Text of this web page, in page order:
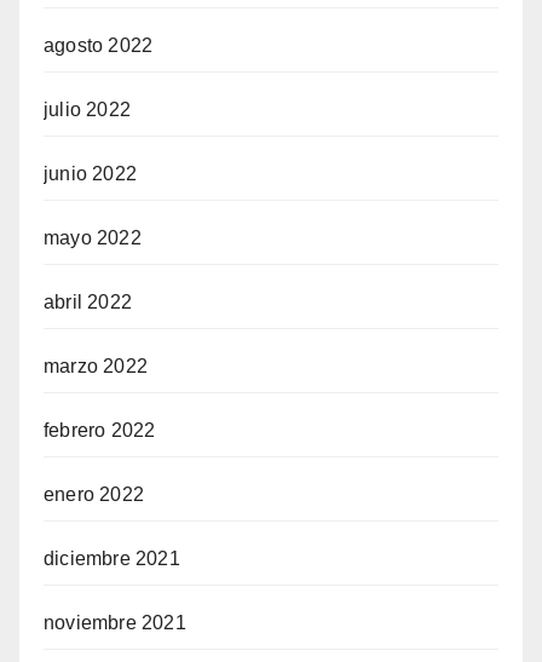
agosto 2022
julio 2022
junio 2022
mayo 2022
abril 2022
marzo 2022
febrero 2022
enero 2022
diciembre 2021
noviembre 2021